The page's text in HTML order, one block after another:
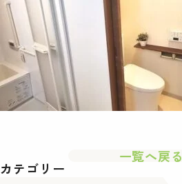
一覧へ戻る
カテゴリー